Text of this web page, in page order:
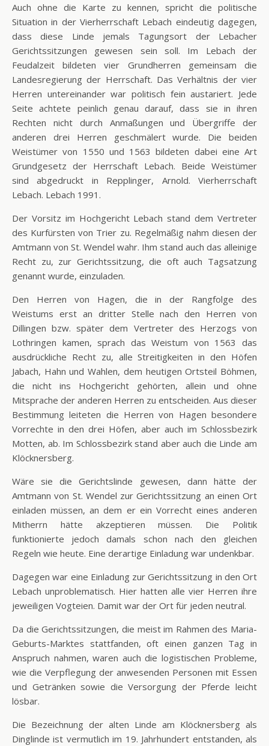
Auch ohne die Karte zu kennen, spricht die politische
Situation in der Vierherrschaft Lebach eindeutig dagegen,
dass diese Linde jemals Tagungsort der Lebacher
Gerichtssitzungen gewesen sein soll. Im Lebach der
Feudalzeit bildeten vier Grundherren gemeinsam die
Landesregierung der Herrschaft. Das Verhältnis der vier
Herren untereinander war politisch fein austariert. Jede
Seite achtete peinlich genau darauf, dass sie in ihren
Rechten nicht durch Anmaßungen und Übergriffe der
anderen drei Herren geschmälert wurde. Die beiden
Weistümer von 1550 und 1563 bildeten dabei eine Art
Grundgesetz der Herrschaft Lebach. Beide Weistümer
sind abgedruckt in Repplinger, Arnold. Vierherrschaft
Lebach. Lebach 1991.
Der Vorsitz im Hochgericht Lebach stand dem Vertreter
des Kurfürsten von Trier zu. Regelmäßig nahm diesen der
Amtmann von St. Wendel wahr. Ihm stand auch das alleinige
Recht zu, zur Gerichtssitzung, die oft auch Tagsatzung
genannt wurde, einzuladen.
Den Herren von Hagen, die in der Rangfolge des
Weistums erst an dritter Stelle nach den Herren von
Dillingen bzw. später dem Vertreter des Herzogs von
Lothringen kamen, sprach das Weistum von 1563 das
ausdrückliche Recht zu, alle Streitigkeiten in den Höfen
Jabach, Hahn und Wahlen, dem heutigen Ortsteil Böhmen,
die nicht ins Hochgericht gehörten, allein und ohne
Mitsprache der anderen Herren zu entscheiden. Aus dieser
Bestimmung leiteten die Herren von Hagen besondere
Vorrechte in den drei Höfen, aber auch im Schlossbezirk
Motten, ab. Im Schlossbezirk stand aber auch die Linde am
Klöcknersberg.
Wäre sie die Gerichtslinde gewesen, dann hätte der
Amtmann von St. Wendel zur Gerichtssitzung an einen Ort
einladen müssen, an dem er ein Vorrecht eines anderen
Mitherrn hätte akzeptieren müssen. Die Politik
funktionierte jedoch damals schon nach den gleichen
Regeln wie heute. Eine derartige Einladung war undenkbar.
Dagegen war eine Einladung zur Gerichtssitzung in den Ort
Lebach unproblematisch. Hier hatten alle vier Herren ihre
jeweiligen Vogteien. Damit war der Ort für jeden neutral.
Da die Gerichtssitzungen, die meist im Rahmen des Maria-
Geburts-Marktes stattfanden, oft einen ganzen Tag in
Anspruch nahmen, waren auch die logistischen Probleme,
wie die Verpflegung der anwesenden Personen mit Essen
und Getränken sowie die Versorgung der Pferde leicht
lösbar.
Die Bezeichnung der alten Linde am Klöcknersberg als
Dinglinde ist vermutlich im 19. Jahrhundert entstanden, als